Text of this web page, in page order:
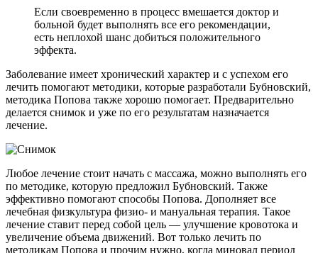
Если своевременно в процесс вмешается доктор и
больной будет выполнять все его рекомендации,
есть неплохой шанс добиться положительного
эффекта.
Заболевание имеет хронический характер и с успехом его
лечить помогают методики, которые разработали Бубновский,
методика Попова также хорошо помогает. Предварительно
делается снимок и уже по его результатам назначается
лечение.
Любое лечение стоит начать с массажа, можно выполнять его
по методике, которую предложил Бубновский. Также
эффективно помогают способы Попова. Дополняет все
лечебная физкультура физио- и мануальная терапия. Такое
лечение ставит перед собой цель — улучшение кровотока и
увеличение объема движений. Вот только лечить по
методикам Попова и прочим нужно, когда миновал период